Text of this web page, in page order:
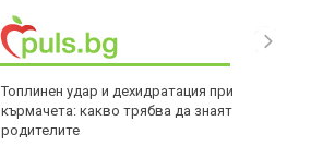
Топлинен удар и дехидратация при
кърмачета: какво трябва да знаят
родителите